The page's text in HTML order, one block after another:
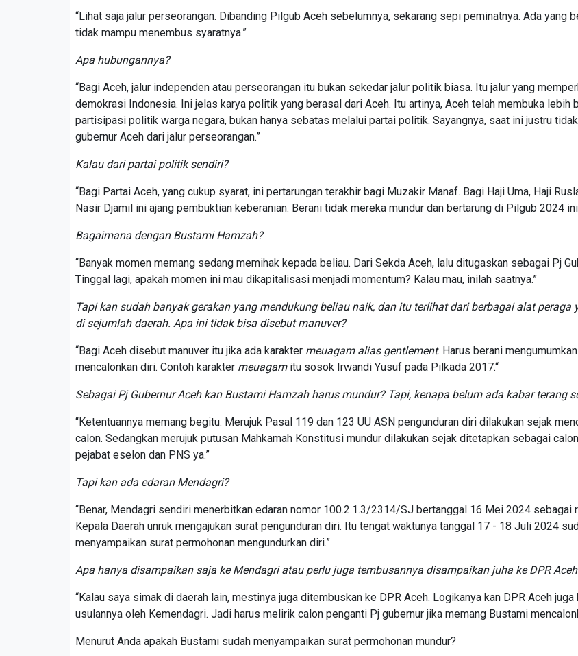
“Lihat saja jalur perseorangan. Dibanding Pilgub Aceh sebelumnya, sekarang sepi peminatnya. Ada yang
tidak mampu menembus syaratnya.”
Apa hubungannya?
“Bagi Aceh, jalur independen atau perseorangan itu bukan sekedar jalur politik biasa. Itu jalur yang
demokrasi Indonesia. Ini jelas karya politik yang berasal dari Aceh. Itu artinya, Aceh telah membuka lebih
partisipasi politik warga negara, bukan hanya sebatas melalui partai politik. Sayangnya, saat ini justru
gubernur Aceh dari jalur perseorangan.”
Kalau dari partai politik sendiri?
“Bagi Partai Aceh, yang cukup syarat, ini pertarungan terakhir bagi Muzakir Manaf. Bagi Haji Uma, Haji
Nasir Djamil ini ajang pembuktian keberanian. Berani tidak mereka mundur dan bertarung di Pilgub 2024
Bagaimana dengan Bustami Hamzah?
“Banyak momen memang sedang memihak kepada beliau. Dari Sekda Aceh, lalu ditugaskan sebagai Pj
Tinggal lagi, apakah momen ini mau dikapitalisasi menjadi momentum? Kalau mau, inilah saatnya.”
Tapi kan sudah banyak gerakan yang mendukung beliau naik, dan itu terlihat dari berbagai alat peraga
di sejumlah daerah. Apa ini tidak bisa disebut manuver?
“Bagi Aceh disebut manuver itu jika ada karakter meuagam alias gentlement. Harus berani
mencalonkan diri. Contoh karakter meuagamitu sosok Irwandi Yusuf pada Pilkada 2017.“
Sebagai Pj Gubernur Aceh kan Bustami Hamzah harus mundur? Tapi, kenapa belum ada kabar terang
“Ketentuannya memang begitu. Merujuk Pasal 119 dan 123 UU ASN pengunduran diri dilakukan sejak
calon. Sedangkan merujuk putusan Mahkamah Konstitusi mundur dilakukan sejak ditetapkan sebagai
pejabat eselon dan PNS ya.”
Tapi kan ada edaran Mendagri?
“Benar, Mendagri sendiri menerbitkan edaran nomor 100.2.1.3/2314/SJ bertanggal 16 Mei 2024 sebagai
Kepala Daerah unruk mengajukan surat pengunduran diri. Itu tengat waktunya tanggal 17 - 18 Juli 2024
menyampaikan surat permohonan mengundurkan diri.”
Apa hanya disampaikan saja ke Mendagri atau perlu juga tembusannya disampaikan juha ke DPR
“Kalau saya simak di daerah lain, mestinya juga ditembuskan ke DPR Aceh. Logikanya kan DPR Aceh
usulannya oleh Kemendagri. Jadi harus melirik calon penganti Pj gubernur jika memang Bustami
Menurut Anda apakah Bustami sudah menyampaikan surat permohonan mundur?